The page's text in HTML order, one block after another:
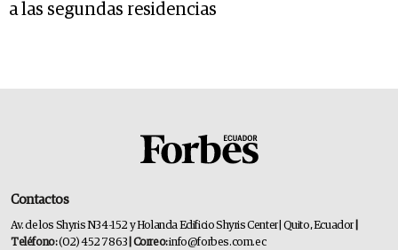
a las segundas residencias
Contactos
Av. de los Shyris N34-152 y Holanda Edificio Shyris Center | Quito, Ecuador
Teléfono:(02) 452 7863 | Correo:info@forbes.com.ec